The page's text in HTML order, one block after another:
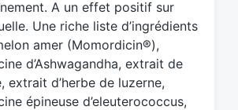
A un effet positif sur
Une riche liste d’ingrédients
amer (Momordicin®),
d’Ashwagandha, extrait de
extrait d’herbe de luzerne,
épineuse d’eleuterococcus,